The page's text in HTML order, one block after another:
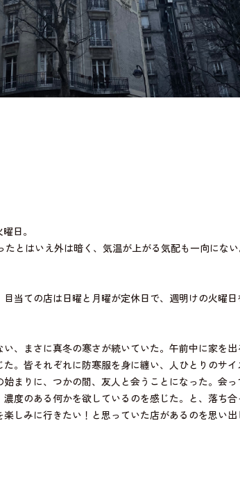
日。
とはいえ外は暗く、気温が上がる気配も一向にな
当ての店は日曜と月曜が定休日で、週明けの火曜
、まさに真冬の寒さが続いていた。午前中に家を
。皆それぞれに防寒服を身に纏い、人ひとりのサイ
まりに、つかの間、友人と会うことになった。会
度のある何かを欲しているのを感じた。と、落ち合
しみに行きたい！と思っていた店があるのを思い